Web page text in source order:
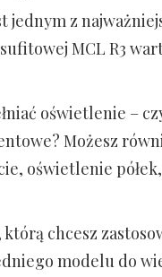
z
MCL R3
oświetlenie –
Możesz
oświetlenie
chcesz
modelu do